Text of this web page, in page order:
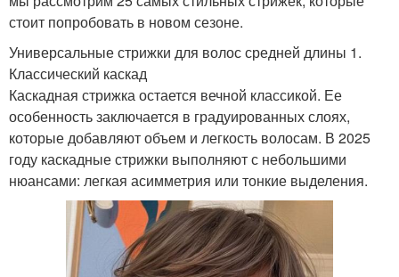
стоит попробовать в новом сезоне.
Универсальные стрижки для волос средней длины 1.
Классический каскад
Каскадная стрижка остается вечной классикой. Ее
особенность заключается в градуированных слоях,
которые добавляют объем и легкость волосам. В 2025
году каскадные стрижки выполняют с небольшими
нюансами: легкая асимметрия или тонкие выделения.